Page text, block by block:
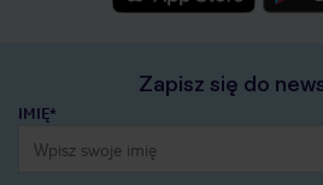
Zapisz się do
IMIĘ*